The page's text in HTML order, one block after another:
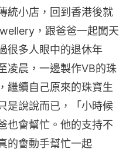
統小店，回到香港後就
，跟爸爸一起闖天
很多人眼中的退休年
凌晨，一邊製作VB的珠
繼續自己原來的珠寶生
是說說而已，「小時候
也會幫忙。他的支持不
的會動手幫忙一起